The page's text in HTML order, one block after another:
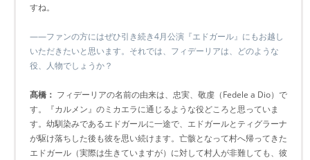
すね。
――ファンの方にはぜひ引き続き4月公演『エドガール』にもお越し
いただきたいと思います。それでは、フィデーリアは、どのような
役、人物でしょうか？
髙橋： フィデーリアの名前の由来は、忠実、敬虔（Fedele a Dio）で
す。『カルメン』のミカエラに通じるような役どころと思っていま
す。幼馴染みであるエドガールに一途で、エドガールとティグラーナ
が駆け落ちした後も彼を思い続けます。亡骸となって村へ帰ってきた
エドガール（実際は生きていますが）に対して村人が非難しても、彼